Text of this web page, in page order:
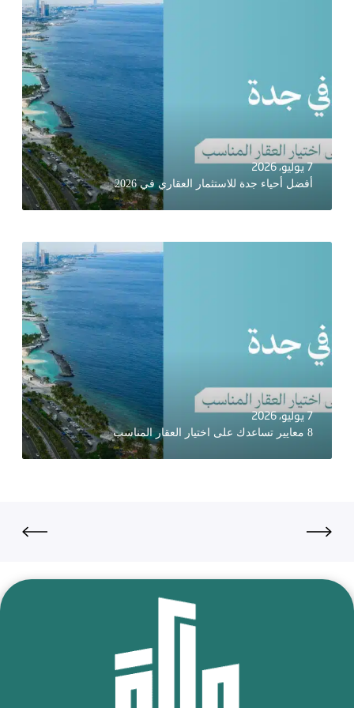
7 يوليو، 2026
أفضل أحياء جدة للاستثمار العقاري في 2026
7 يوليو، 2026
8 معايير تساعدك على اختيار العقار المناسب